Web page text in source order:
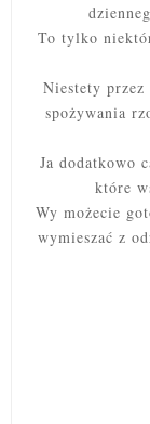
To tylko
Niestety
spożywania
Ja dodatkowo
które
Wy możecie
wymieszać z